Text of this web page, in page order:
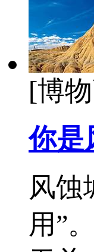
[博
你是
风蚀
用”